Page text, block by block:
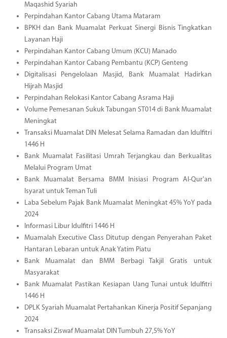
Maqashid Syariah
Perpindahan Kantor Cabang Utama Mataram
BPKH dan Bank Muamalat Perkuat Sinergi Bisnis Tingkatkan
Layanan Haji
Perpindahan Kantor Cabang Umum (KCU) Manado
Perpindahan Kantor Cabang Pembantu (KCP) Genteng
Digitalisasi Pengelolaan Masjid, Bank Muamalat Hadirkan
Hijrah Masjid
Perpindahan Relokasi Kantor Cabang Asrama Haji
Volume Pemesanan Sukuk Tabungan ST014 di Bank Muamalat
Meningkat
Transaksi Muamalat DIN Melesat Selama Ramadan dan Idulfitri
1446 H
Bank Muamalat Fasilitasi Umrah Terjangkau dan Berkualitas
Melalui Program Umat
Bank Muamalat Bersama BMM Inisiasi Program Al-Qur'an
Isyarat untuk Teman Tuli
Laba Sebelum Pajak Bank Muamalat Meningkat 45% YoY pada
2024
Informasi Libur Idulfitri 1446 H
Muamalah Executive Class Ditutup dengan Penyerahan Paket
Hantaran Lebaran untuk Anak Yatim Piatu
Bank Muamalat dan BMM Berbagi Takjil Gratis untuk
Masyarakat
Bank Muamalat Pastikan Kesiapan Uang Tunai untuk Idulfitri
1446 H
DPLK Syariah Muamalat Pertahankan Kinerja Positif Sepanjang
2024
Transaksi Ziswaf Muamalat DIN Tumbuh 27,5% YoY